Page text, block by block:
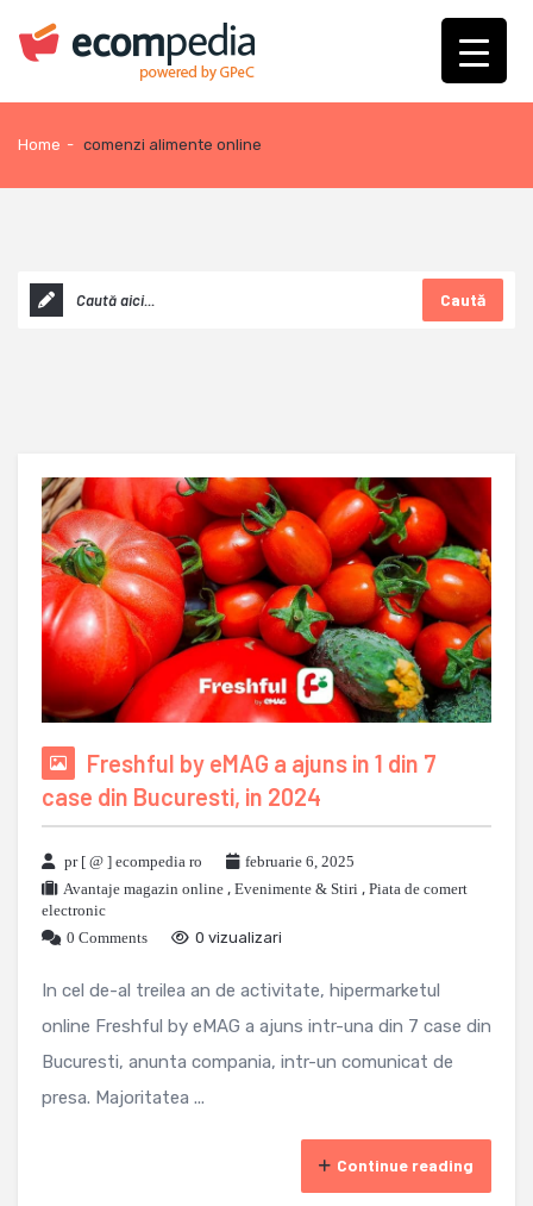
Home - comenzi alimente online
Caută
Freshful by eMAG a ajuns in 1 din 7
case din Bucuresti, in 2024
pr [ @ ] ecompedia ro
februarie 6, 2025
Avantaje magazin online , Evenimente & Stiri , Piata de comert
electronic
0 Comments
0 vizualizari
In cel de-al treilea an de activitate, hipermarketul
online Freshful by eMAG a ajuns intr-una din 7 case din
Bucuresti, anunta compania, intr-un comunicat de
presa. Majoritatea ...
Continue reading